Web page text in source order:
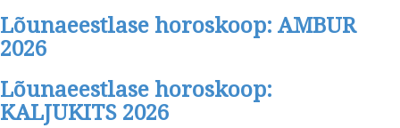
Lõunaeestlase horoskoop: AMBUR
2026
Lõunaeestlase horoskoop:
KALJUKITS 2026